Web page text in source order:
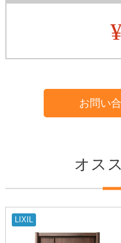
お問い
オス
LIXIL